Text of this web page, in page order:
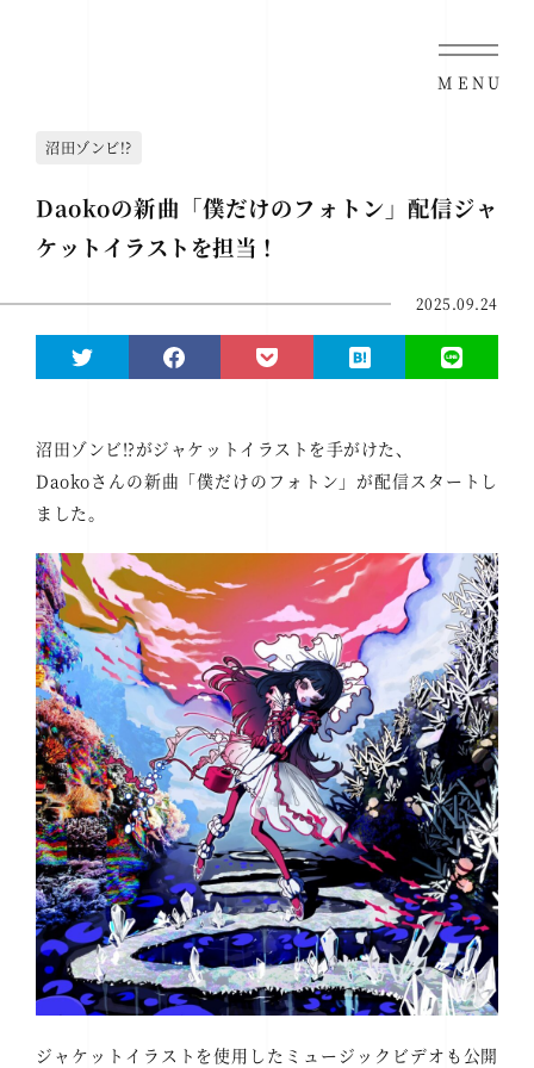
MENU
沼田ゾンビ!?
Daokoの新曲「僕だけのフォトン」配信ジャ
ケットイラストを担当！
2025.09.24
沼田ゾンビ!?がジャケットイラストを手がけた、
Daokoさんの新曲「僕だけのフォトン」が配信スタートし
ました。
ジャケットイラストを使用したミュージックビデオも公開